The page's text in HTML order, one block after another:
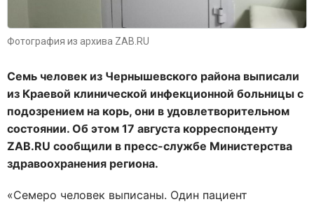
Фотография из архива ZAB.RU
Семь человек из Чернышевского района выписали
из Краевой клинической инфекционной больницы с
подозрением на корь, они в удовлетворительном
состоянии. Об этом 17 августа корреспонденту
ZAB.RU сообщили в пресс-службе Министерства
здравоохранения региона.
«Семеро человек выписаны. Один пациент